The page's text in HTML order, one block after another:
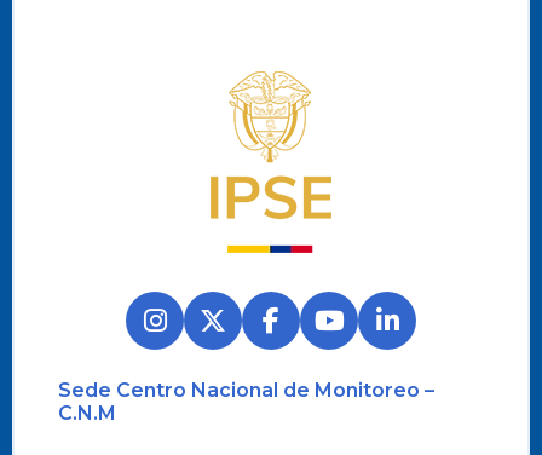
Sede Centro Nacional de Monitoreo –
C.N.M